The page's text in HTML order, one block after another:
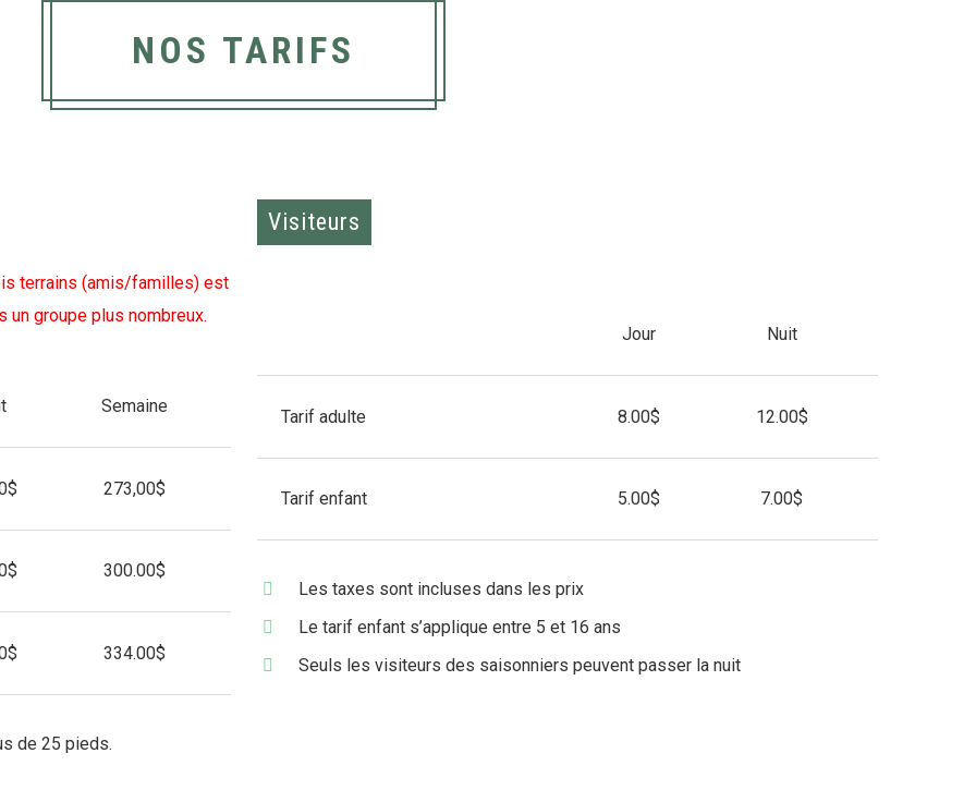
NOS TARIFS
terrains (amis/familles) est
un groupe plus nombreux.
Semaine
273,00$
300.00$
334.00$
de 25 pieds.
Visiteurs
Jour Nuit
Tarif adulte 8.00$ 12.00$
Tarif enfant 5.00$ 7.00$
Les taxes sont incluses dans les prix
Le tarif enfant s’applique entre 5 et 16 ans
Seuls les visiteurs des saisonniers peuvent passer la nuit